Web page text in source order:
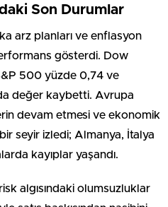
Son Durumlar
arz planları ve enflasyon
gösterdi. Dow
500 yüzde 0,74 ve
değer kaybetti. Avrupa
devam etmesi ve ekonomik
seyir izledi; Almanya, İtalya
kayıplar yaşandı.
algısındaki olumsuzluklar